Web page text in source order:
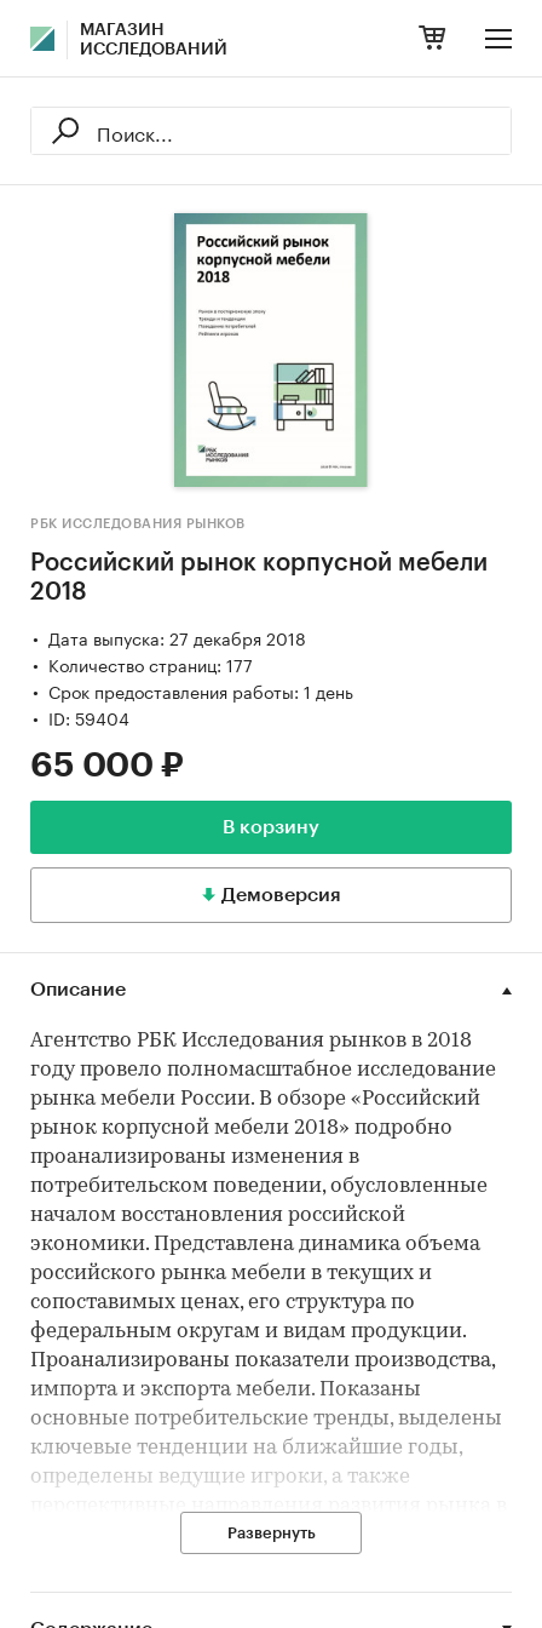
МАГАЗИН
ИССЛЕДОВАНИЙ
РБК ИССЛЕДОВАНИЯ РЫНКОВ
Российский рынок корпусной мебели
2018
Дата выпуска: 27 декабря 2018
Количество страниц: 177
Срок предоставления работы: 1 день
ID: 59404
65 000 ₽
В корзину
Демоверсия
Описание
Агентство РБК Исследования рынков в 2018
году провело полномасштабное исследование
рынка мебели России. В обзоре «Российский
рынок корпусной мебели 2018» подробно
проанализированы изменения в
потребительском поведении, обусловленные
началом восстановления российской
экономики. Представлена динамика объема
российского рынка мебели в текущих и
сопоставимых ценах, его структура по
федеральным округам и видам продукции.
Проанализированы показатели производства,
импорта и экспорта мебели. Показаны
основные потребительские тренды, выделены
ключевые тенденции на ближайшие годы,
определены ведущие игроки, а также
перспективные направления развития рынка в
будущем. Обзор входит в серию исследований
командой аналитиков РБК.
Развернуть